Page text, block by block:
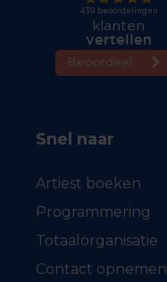
Snel naar
Artiest boeken
Programmering
Totaalorganisatie
Contact opnemen